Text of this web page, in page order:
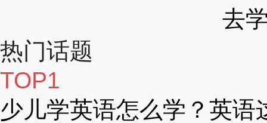
去
热门话题
TOP1
少儿学英语怎么学？英语